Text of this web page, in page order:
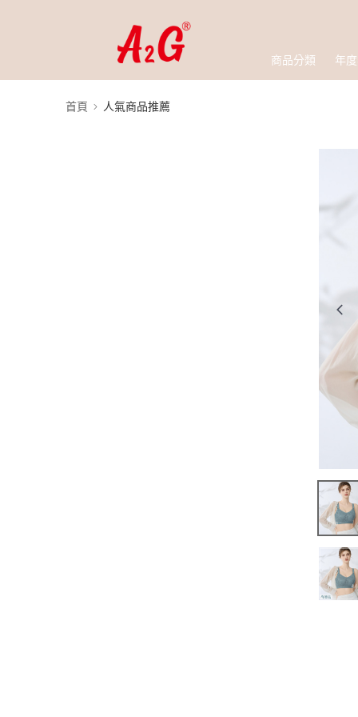
商品分類 年
首頁 人氣商品推薦